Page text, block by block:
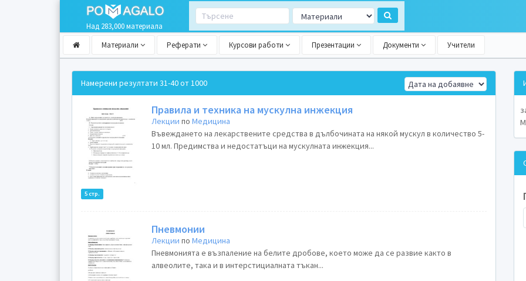
Над 283,000 материала
Материали Реферати Курсови работи Презентации Документи Учители
Намерени резултати 31-40 от 1000
5 стр.
Правила и техника на мускулна инжекция
Лекции поМедицина
Въвеждането на лекарствените средства в дълбочината на някой мускул в количество 5-
10 мл. Предимства и недостатъци на мускулната инжекция...
Пневмонии
Лекции поМедицина
Пневмонията е възпаление на белите дробове, което може да се развие както в
алвеолите, така и в интерстициалната тъкан...